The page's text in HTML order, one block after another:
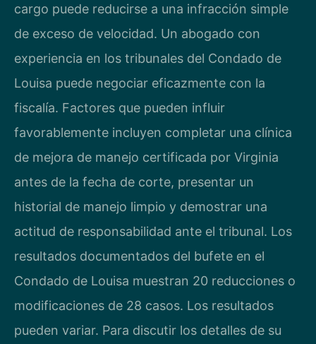
cargo puede reducirse a una infracción simple
de exceso de velocidad. Un abogado con
experiencia en los tribunales del Condado de
Louisa puede negociar eficazmente con la
fiscalía. Factores que pueden influir
favorablemente incluyen completar una clínica
de mejora de manejo certificada por Virginia
antes de la fecha de corte, presentar un
historial de manejo limpio y demostrar una
actitud de responsabilidad ante el tribunal. Los
resultados documentados del bufete en el
Condado de Louisa muestran 20 reducciones o
modificaciones de 28 casos. Los resultados
pueden variar. Para discutir los detalles de su